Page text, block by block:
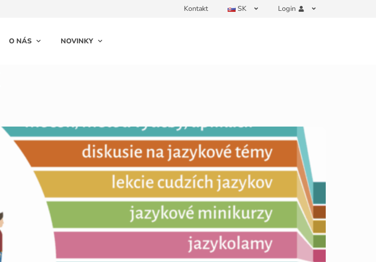
Kontakt SK Login
O NÁS NOVINKY